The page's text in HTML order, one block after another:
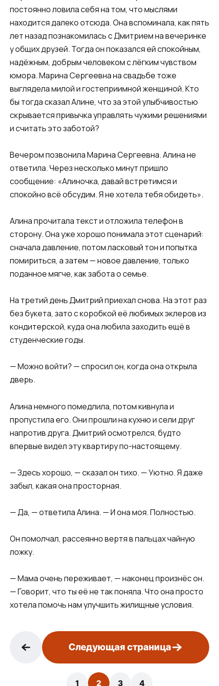
постоянно ловила себя на том, что мыслями
находится далеко отсюда. Она вспоминала, как пять
лет назад познакомилась с Дмитрием на вечеринке
у общих друзей. Тогда он показался ей спокойным,
надёжным, добрым человеком с лёгким чувством
юмора. Марина Сергеевна на свадьбе тоже
выглядела милой и гостеприимной женщиной. Кто
бы тогда сказал Алине, что за этой улыбчивостью
скрывается привычка управлять чужими решениями
и считать это заботой?
Вечером позвонила Марина Сергеевна. Алина не
ответила. Через несколько минут пришло
сообщение: «Алиночка, давай встретимся и
спокойно всё обсудим. Я не хотела тебя обидеть».
Алина прочитала текст и отложила телефон в
сторону. Она уже хорошо понимала этот сценарий:
сначала давление, потом ласковый тон и попытка
помириться, а затем — новое давление, только
поданное мягче, как забота о семье.
На третий день Дмитрий приехал снова. На этот раз
без букета, зато с коробкой её любимых эклеров из
кондитерской, куда она любила заходить ещё в
студенческие годы.
— Можно войти? — спросил он, когда она открыла
дверь.
Алина немного помедлила, потом кивнула и
пропустила его. Они прошли на кухню и сели друг
напротив друга. Дмитрий осмотрелся, будто
впервые видел эту квартиру по-настоящему.
— Здесь хорошо, — сказал он тихо. — Уютно. Я даже
забыл, какая она просторная.
— Да, — ответила Алина. — И она моя. Полностью.
Он помолчал, рассеянно вертя в пальцах чайную
ложку.
— Мама очень переживает, — наконец произнёс он.
— Говорит, что ты её не так поняла. Что она просто
хотела помочь нам улучшить жилищные условия.
Следующая страница
1 2 3 4